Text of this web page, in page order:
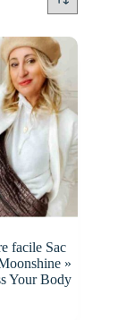
facile Sac
»
Your Body